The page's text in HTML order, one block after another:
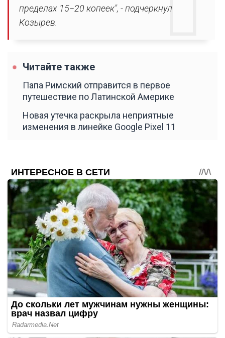
пределах 15−20 копеек", - подчеркнул
Козырев.
Читайте также
Папа Римский отправится в первое
путешествие по Латинской Америке
Новая утечка раскрыла неприятные
изменения в линейке Google Pixel 11